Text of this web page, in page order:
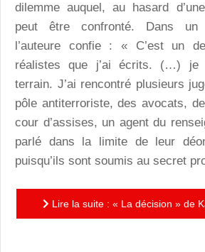
dilemme auquel, au hasard
peut être confronté. Dans un
l’auteure confie : « C’est un
réalistes que j’ai écrits. (…)
terrain. J’ai rencontré plusieurs
pôle antiterroriste, des avocats,
cour d’assises, un agent du
parlé dans la limite de leur
puisqu’ils sont soumis au secret
Lire la suite : « La décision » de